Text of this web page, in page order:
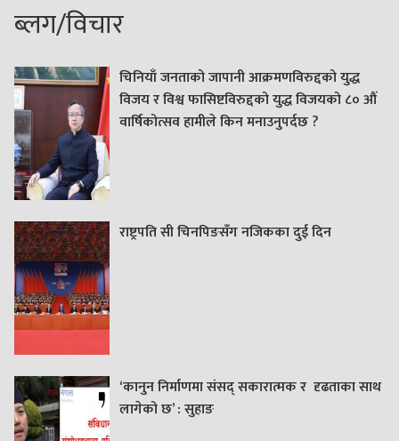
ब्लग/विचार
चिनियाँ जनताको जापानी आक्रमणविरुद्दको युद्ध
विजय र विश्व फासिष्टविरुद्दको युद्ध विजयको ८० औं
वार्षिकोत्सव हामीले किन मनाउनुपर्दछ ?
राष्ट्रपति सी चिनपिङसँग नजिकका दुई दिन
‘कानुन निर्माणमा संसद् सकारात्मक र दृढताका साथ
लागेको छ’ : सुहाङ